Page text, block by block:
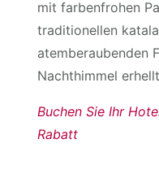
mit farbenfrohen
traditionellen
atemberaubenden
Nachthimmel
Buchen Sie Ihr
Rabatt